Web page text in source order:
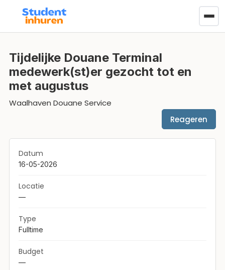
Tijdelijke Douane Terminal
medewerk(st)er gezocht tot en
met augustus
Waalhaven Douane Service
Reageren
Datum
16-05-2026
Locatie
—
Type
Fulltime
Budget
—